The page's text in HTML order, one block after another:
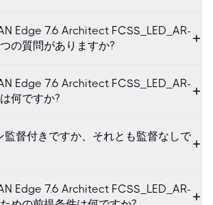
Edge 7.6 Architect FCSS_LED_AR-
の質問がありますか?
Edge 7.6 Architect FCSS_LED_AR-
何ですか?
監督付きですか、それとも監督なしで
Edge 7.6 Architect FCSS_LED_AR-